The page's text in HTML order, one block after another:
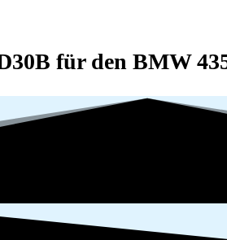
für den BMW